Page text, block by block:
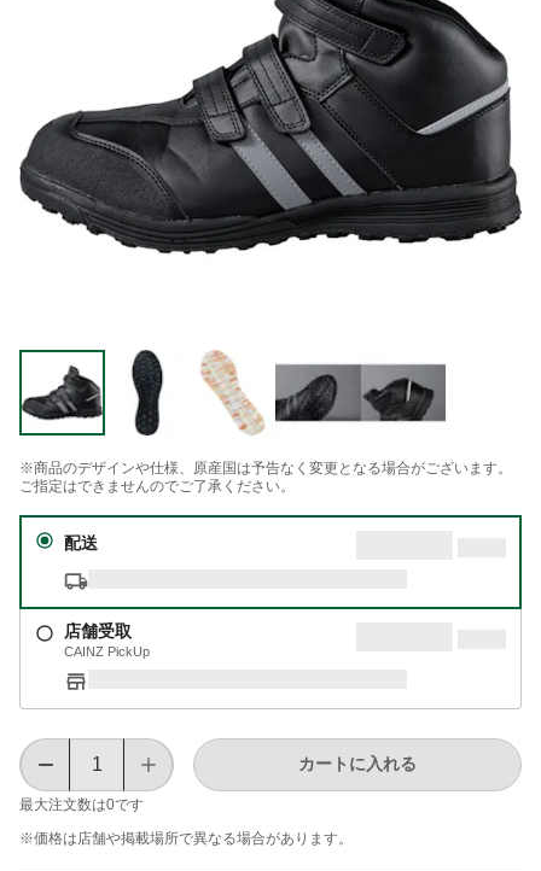
※商品のデザインや仕様、原産国は予告なく変更となる場合がございます。
ご指定はできませんのでご了承ください。
配送
店舗受取
CAINZ PickUp
最大注文数は0です
カートに入れる
※価格は​店舗や​掲載場所で​異なる​場合が​あります。